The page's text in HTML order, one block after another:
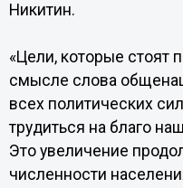
Никитин.
«Цели, которые стоят
смысле слова
всех политических
трудиться на благо
Это увеличение
численности